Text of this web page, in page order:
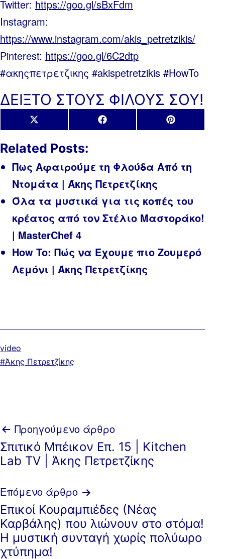
Twitter: https://goo.gl/sBxFdm
Instagram:
https://www.instagram.com/akis_petretzikis/
Pinterest: https://goo.gl/6C2dtp
#ακηςπετρετζικης #akispetretzikis #HowTo
ΔΕΙΞΤΟ ΣΤΟΥΣ ΦΙΛΟΥΣ ΣΟΥ!
Share
on
X
(Twitter)
Share
on
Facebook
Share
on
Pinterest
Related Posts:
Πως Αφαιρούμε τη Φλούδα Από τη
Ντομάτα | Άκης Πετρετζίκης
Όλα τα μυστικά για τις κοπές του
κρέατος από τον Στέλιο Μαστοράκο!
| MasterChef 4
How To: Πώς να Έχουμε πιο Ζουμερό
Λεμόνι | Άκης Πετρετζίκης
Κατηγοριοποιημένα
ως
video
ΜεΆκης Πετρετζίκης
Πλοήγηση
άρθρων
Προηγούμενο άρθρο
Σπιτικό Μπέικον Επ. 15 | Kitchen
Lab TV | Άκης Πετρετζίκης
Επόμενο άρθρο
Επικοί Κουραμπιέδες (Νέας
Καρβάλης) που λιώνουν στο στόμα!
Η μυστική συνταγή χωρίς πολύωρο
χτύπημα!